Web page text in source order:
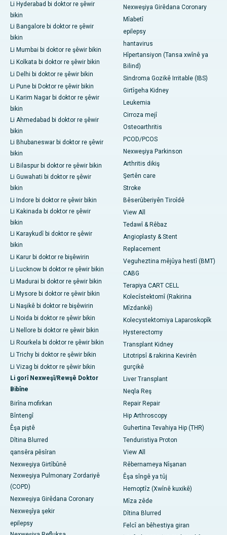
Li Hyderabad bi doktor re şêwir
bikin
Li Bangalore bi doktor re şêwir
bikin
Li Mumbai bi doktor re şêwir bikin
Li Kolkata bi doktor re şêwir bikin
Li Delhi bi doktor re şêwir bikin
Li Pune bi Doktor re şêwir bikin
Li Karim Nagar bi doktor re şêwir
bikin
Li Ahmedabad bi doktor re şêwir
bikin
Li Bhubaneswar bi doktor re şêwir
bikin
Li Bilaspur bi doktor re şêwir bikin
Li Guwahati bi doktor re şêwir
bikin
Li Indore bi doktor re şêwir bikin
Li Kakinada bi doktor re şêwir
bikin
Li Karaykudî bi doktor re şêwir
bikin
Li Karur bi doktor re bişêwirin
Li Lucknow bi doktor re şêwir bikin
Li Madurai bi doktor re şêwir bikin
Li Mysore bi doktor re şêwir bikin
Li Naşikê bi doktor re bişêwirin
Li Noida bi doktor re şêwir bikin
Li Nellore bi doktor re şêwir bikin
Li Rourkela bi doktor re şêwir bikin
Li Trichy bi doktor re şêwir bikin
Li Vizag bi doktor re şêwir bikin
Li gorî Nexweşî/Rewşê Doktor
Bibîne
Birîna mofirkan
Bîntengî
Êşa piştê
Dîtina Blurred
qansêra pêsîran
Nexweşiya Girtîbûnê
Nexweşiya Pulmonary Zordariyê
(COPD)
Nexweşiya Girêdana Coronary
Nexweşîya şekir
epilepsy
Nexweşiya Girêdana Coronary
Mîabetî
epilepsy
hantavirus
Hîpertansiyon (Tansa xwînê ya
Bilind)
Sindroma Gozikê Irritable (IBS)
Girtîgeha Kidney
Leukemia
Cirroza mejî
Osteoarthritis
PCOD/PCOS
Nexweşiya Parkinson
Arthritis dikiş
Şertên care
Stroke
Bêserûberiyên Tiroîdê
View All
Tedawî & Rêbaz
Angioplasty & Stent
Replacement
Veguheztina mêjûya hestî (BMT)
CABG
Terapiya CART CELL
Kolecîstektomî (Rakirina
Mîzdankê)
Kolecystektomiya Laparoskopîk
Hysterectomy
Transplant Kidney
Litotripsî & rakirina Kevirên
gurçikê
Liver Transplant
Neqla Reş
Repair Repair
Hip Arthroscopy
Guhertina Tevahiya Hip (THR)
Tenduristiya Proton
View All
Rêbernameya Nîşanan
Êşa sîngê ya tûj
Hemoptîz (Xwînê kuxikê)
Mîza zêde
Dîtina Blurred
Felcî an bêhestiya giran